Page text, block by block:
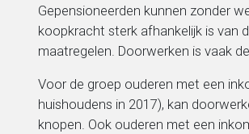
Gepensioneerden kunnen zonder
koopkracht sterk afhankelijk is van
maatregelen. Doorwerken is vaak
Voor de groep ouderen met een
huishoudens in 2017), kan
knopen. Ook ouderen met een